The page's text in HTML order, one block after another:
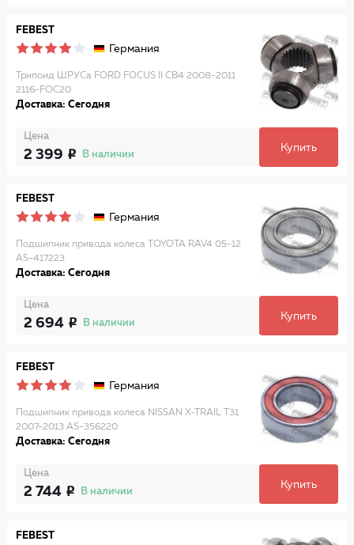
FEBEST
Германия
Трипоид ШРУСа FORD FOCUS II CB4 2008-2011
2116-FOC20
Доставка: Сегодня
Цена
2 399 В наличии
Купить
FEBEST
Германия
Подшипник привода колеса TOYOTA RAV4 05-12
AS-417223
Доставка: Сегодня
Цена
2 694 В наличии
Купить
FEBEST
Германия
Подшипник привода колеса NISSAN X-TRAIL T31
2007-2013 AS-356220
Доставка: Сегодня
Цена
2 744 В наличии
Купить
FEBEST